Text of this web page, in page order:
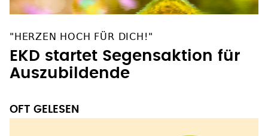
"HERZEN HOCH FÜR DICH!"
EKD startet Segensaktion für
Auszubildende
OFT GELESEN